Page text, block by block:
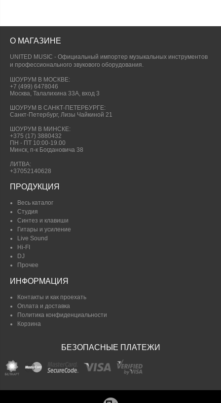
О МАГАЗИНЕ
UNITED MUSIC - Официальный импортер музыкальных инструментов
и профессионального звукового оборудования.
ШОУРУМ В МОСКВЕ:
+7 (499) 6478046
Москва, Талалихина 33А, вход 3
ШОУРУМ В САНКТ-ПЕТЕРБУРГЕ:
Санкт-Петербург, Лизы Чайкиной 21
ШОУРУМ В МИНСКЕ:
+375 (17) 3880432
ПН - ПТ 10:00-19.00
Минск, п-к Богдановича 38
ЛИТВА:
+37052140628
ПРОДУКЦИЯ
Весь каталог
Студия
Синтез и клавиши
Гитары и усиление
Live Sound
Hi-FI
DJ
Прочее
ИНФОРМАЦИЯ
Контакты и как проехать
Оплата и доставка
Политика конфиденциальности
Корзина
БЕЗОПАСНЫЕ ПЛАТЕЖИ